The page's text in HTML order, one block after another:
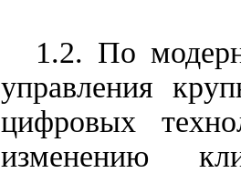
1.2. По
управления
цифровых
изменению